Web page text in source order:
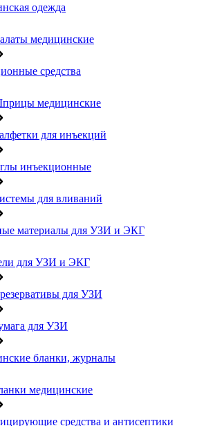
одежда
медицинские
средства
медицинские
для инъекций
инъекционные
для вливаний
материалы для УЗИ и ЭКГ
для УЗИ и ЭКГ
для УЗИ
для УЗИ
бланки, журналы
медицинские
средства и антисептики